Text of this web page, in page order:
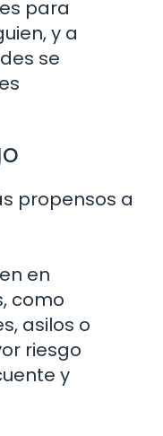
para
y a
se
propensos a
en
como
asilos o
riesgo
y